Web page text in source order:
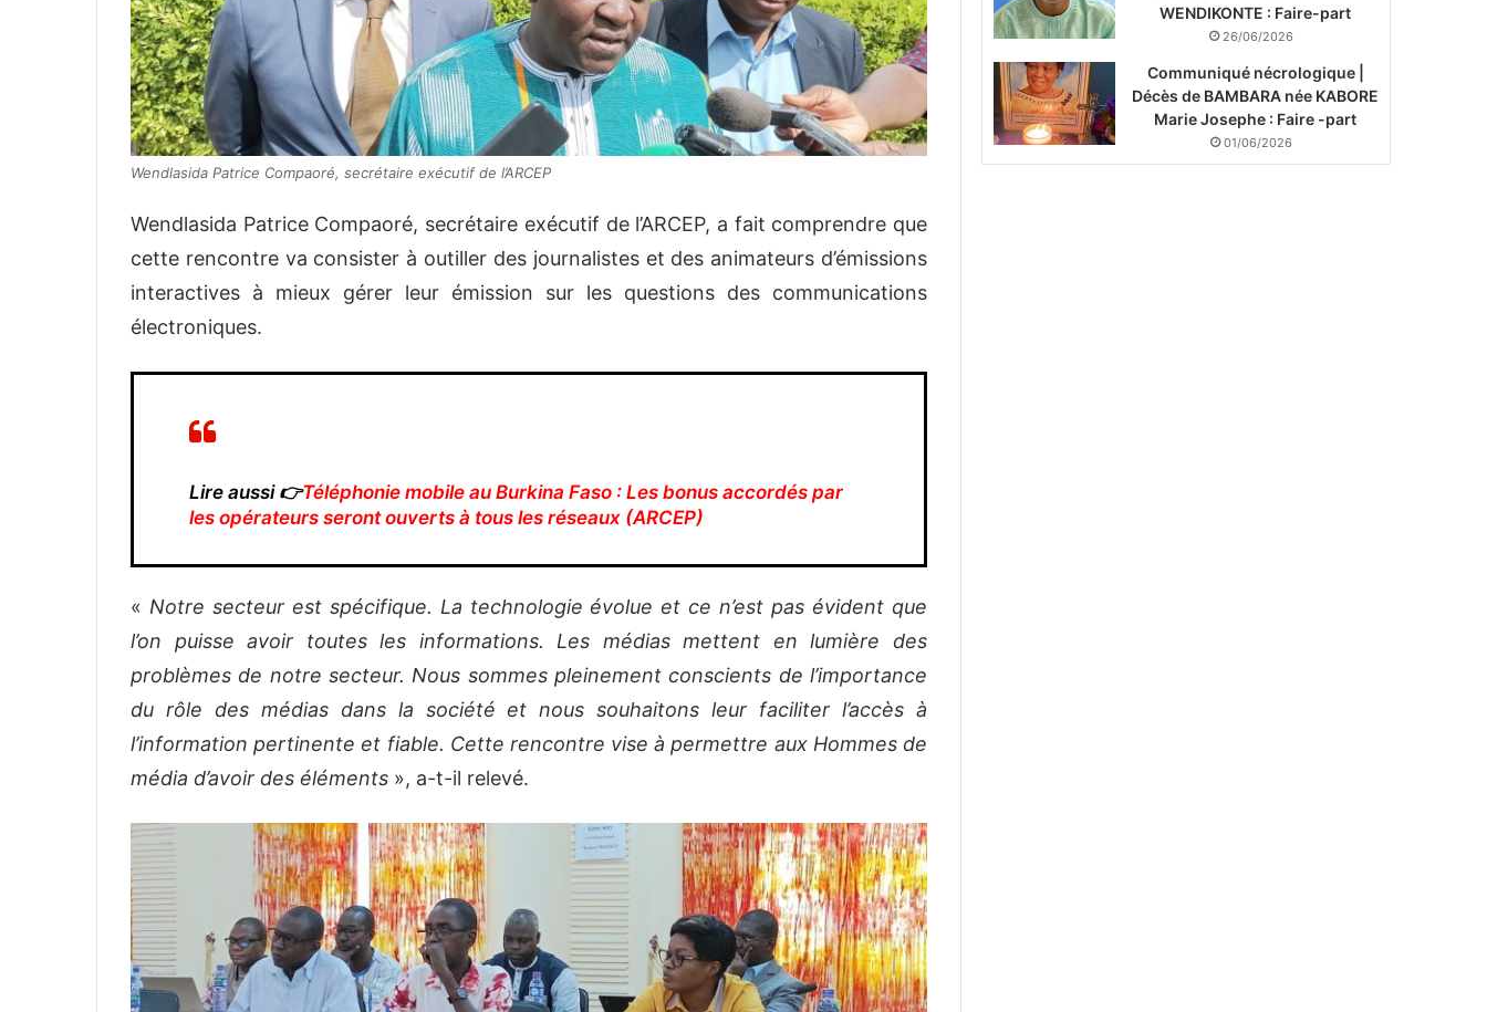
Wendlasida Patrice Compaoré, secrétaire exécutif de l’ARCEP
Wendlasida Patrice Compaoré, secrétaire exécutif de l’ARCEP, a fait comprendre que
cette rencontre va consister à outiller des journalistes et des animateurs d’émissions
interactives à mieux gérer leur émission sur les questions des communications
électroniques.
Lire aussi 👉Téléphonie mobile au Burkina Faso : Les bonus accordés par
les opérateurs seront ouverts à tous les réseaux (ARCEP)
« Notre secteur est spécifique. La technologie évolue et ce n’est pas évident que
l’on puisse avoir toutes les informations. Les médias mettent en lumière des
problèmes de notre secteur. Nous sommes pleinement conscients de l’importance
du rôle des médias dans la société et nous souhaitons leur faciliter l’accès à
l’information pertinente et fiable. Cette rencontre vise à permettre aux Hommes de
média d’avoir des éléments », a-t-il relevé.
WENDIKONTE : Faire-part
26/06/2026
Communiqué nécrologique |
Décès de BAMBARA née KABORE
Marie Josephe : Faire -part
01/06/2026